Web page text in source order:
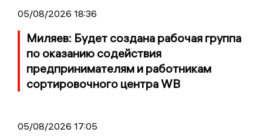
05/08/2026 18:36
Миляев: Будет создана рабочая группа
по оказанию содействия
предпринимателям и работникам
сортировочного центра WB
05/08/2026 17:05